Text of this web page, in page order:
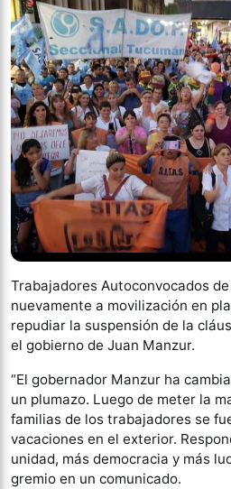
Trabajadores Autoconvocados
nuevamente a movilización en
repudiar la suspensión de la
el gobierno de Juan Manzur.
“El gobernador Manzur ha
un plumazo. Luego de meter la
familias de los trabajadores se
vacaciones en el exterior.
unidad, más democracia y más
gremio en un comunicado.